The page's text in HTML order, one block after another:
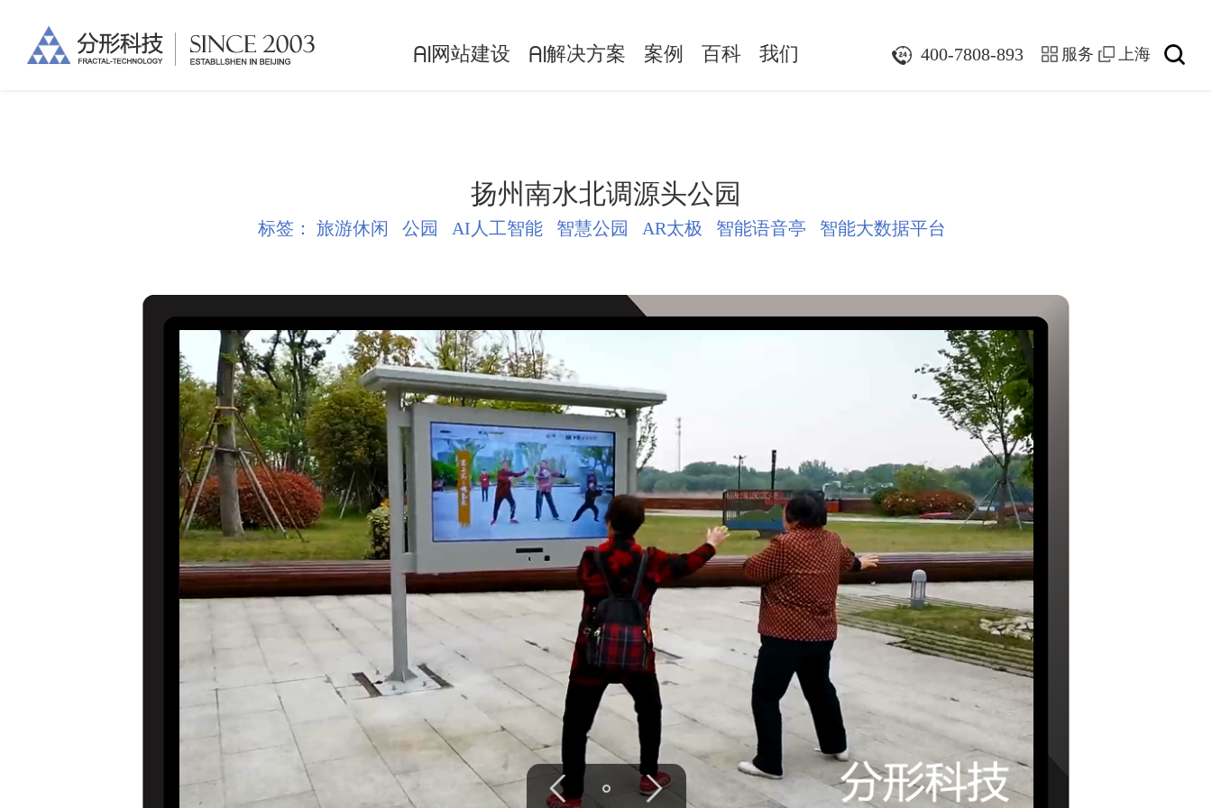
AI 网站建设 AI 解决方案 案例 百科 我们 400-7808-893 服务 上海
扬州南水北调源头公园
标签： 旅游休闲 公园 AI人工智能 智慧公园 AR太极 智能语音亭 智能大数据平台